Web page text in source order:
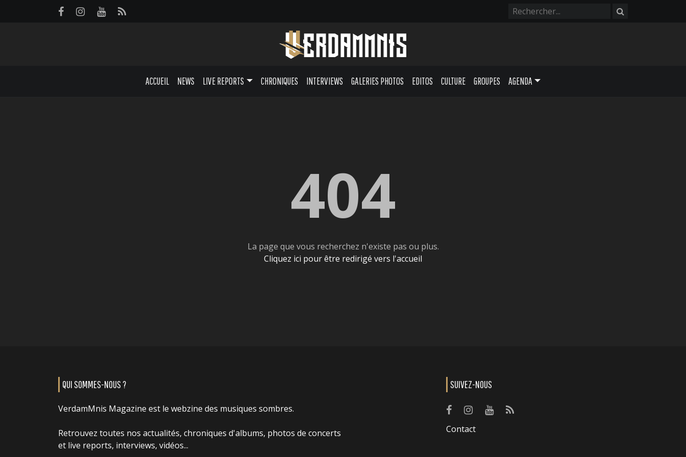
ACCUEIL NEWS LIVE REPORTS CHRONIQUES INTERVIEWS GALERIES PHOTOS EDITOS CULTURE GROUPES AGENDA
404
La page que vous recherchez n'existe pas ou plus.
Cliquez ici pour être redirigé vers l'accueil
QUI SOMMES-NOUS ?
VerdamMnis Magazine est le webzine des musiques sombres.
Retrouvez toutes nos actualités, chroniques d'albums, photos de concerts
et live reports, interviews, vidéos...
SUIVEZ-NOUS
Contact
Panneau de gestion des cookies